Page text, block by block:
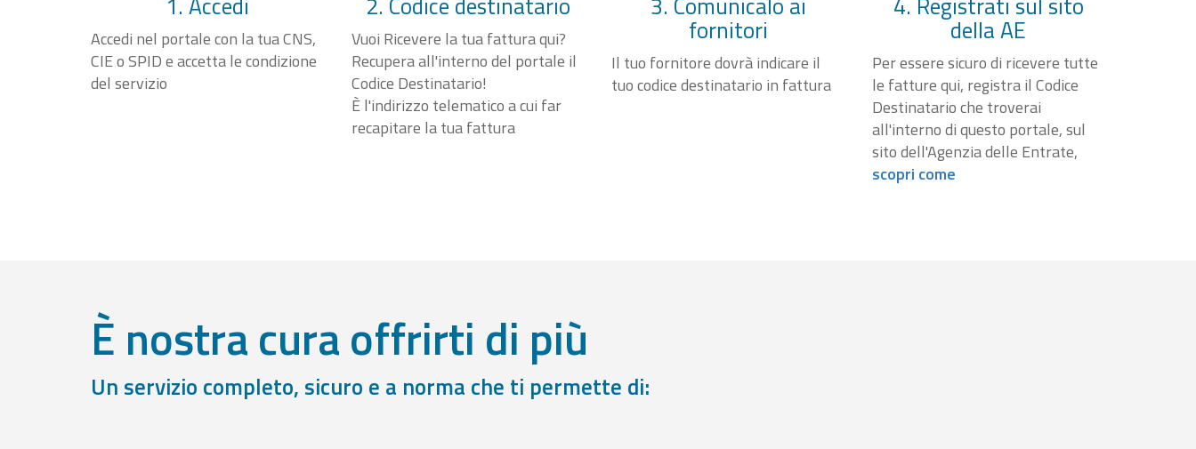
Accedi nel portale con la tua CNS,
CIE o SPID e accetta le condizione
del servizio
Vuoi Ricevere la tua fattura qui?
Recupera all'interno del portale il
Codice Destinatario!
È l'indirizzo telematico a cui far
recapitare la tua fattura
fornitori
Il tuo fornitore dovrà indicare il
tuo codice destinatario in fattura
della AE
Per essere sicuro di ricevere tutte
le fatture qui, registra il Codice
Destinatario che troverai
all'interno di questo portale, sul
sito dell'Agenzia delle Entrate,
scopri come
È nostra cura offrirti di più
Un servizio completo, sicuro e a norma che ti permette di: